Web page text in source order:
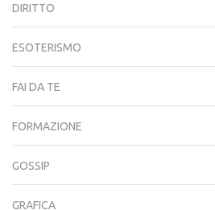
DIRITTO
ESOTERISMO
FAI DA TE
FORMAZIONE
GOSSIP
GRAFICA